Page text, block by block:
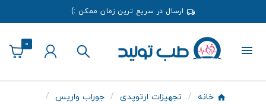
ارسال در سریع ترین زمان ممکن :)
0
خانه تجهیزات ارتوپدی
جوراب واریس